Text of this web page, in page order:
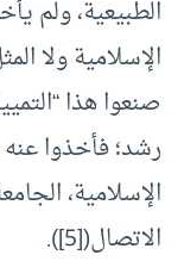
الطبيعية، ولم
الإسلامية ولا
صنعوا هذا
رشد؛ فأخذوا عنه
الإسلامية،
الاتصال([5]
).